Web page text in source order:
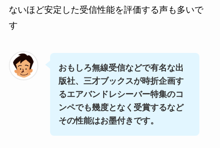
ないほど安定した受信性能を評価する声も多いで
す
おもしろ無線受信などで有名な出
版社、三才ブックスが時折企画す
るエアバンドレシーバー特集のコ
ンペでも幾度となく受賞するなど
その性能はお墨付きです。